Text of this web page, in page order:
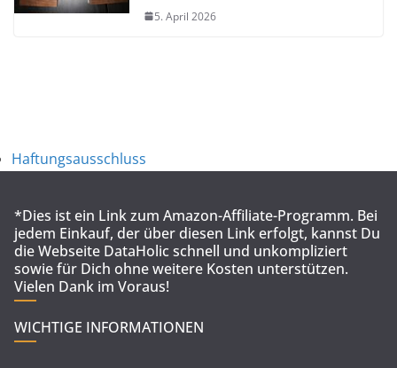
5. April 2026
Haftungsausschluss
*Dies ist ein Link zum Amazon-Affiliate-Programm. Bei
jedem Einkauf, der über diesen Link erfolgt, kannst Du
die Webseite DataHolic schnell und unkompliziert
sowie für Dich ohne weitere Kosten unterstützen.
Vielen Dank im Voraus!
WICHTIGE INFORMATIONEN